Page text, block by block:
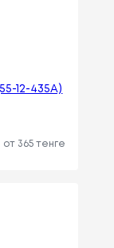
12-435А)
от 365 тенге